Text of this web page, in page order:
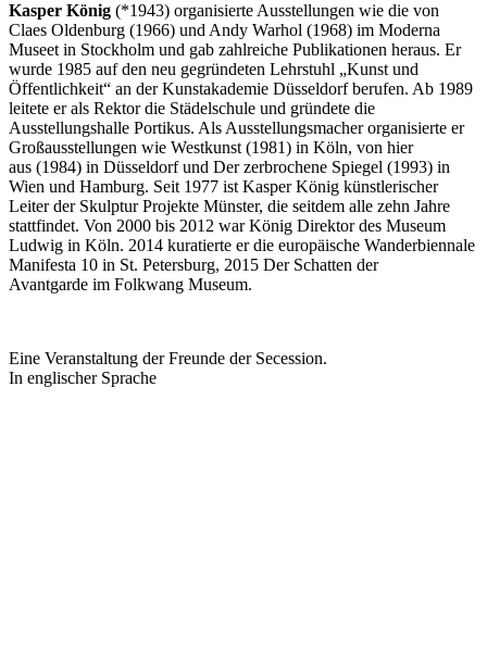
Kasper König (*1943) organisierte Ausstellungen wie die von
Claes Oldenburg (1966) und Andy Warhol (1968) im Moderna
Museet in Stockholm und gab zahlreiche Publikationen heraus. Er
wurde 1985 auf den neu gegründeten Lehrstuhl „Kunst und
Öffentlichkeit“ an der Kunstakademie Düsseldorf berufen. Ab 1989
leitete er als Rektor die Städelschule und gründete die
Ausstellungshalle Portikus. Als Ausstellungsmacher organisierte er
Großausstellungen wie Westkunst (1981) in Köln, von hier
aus (1984) in Düsseldorf und Der zerbrochene Spiegel (1993) in
Wien und Hamburg. Seit 1977 ist Kasper König künstlerischer
Leiter der Skulptur Projekte Münster, die seitdem alle zehn Jahre
stattfindet. Von 2000 bis 2012 war König Direktor des Museum
Ludwig in Köln. 2014 kuratierte er die europäische Wanderbiennale
Manifesta 10 in St. Petersburg, 2015 Der Schatten der
Avantgarde im Folkwang Museum.
Eine Veranstaltung der Freunde der Secession.
In englischer Sprache